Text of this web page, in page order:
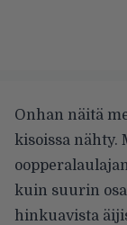
Onhan näitä
kisoissa nähty.
kuin suurin osa
hinkuavista